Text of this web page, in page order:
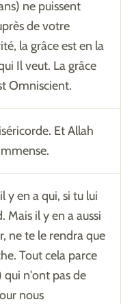
ne puissent
de votre
la grâce est en la
Il veut. La grâce
Omniscient.
Et Allah
y en a qui, si tu lui
Mais il y en a aussi
ne te le rendra que
Tout cela parce
qui n'ont pas de
nous